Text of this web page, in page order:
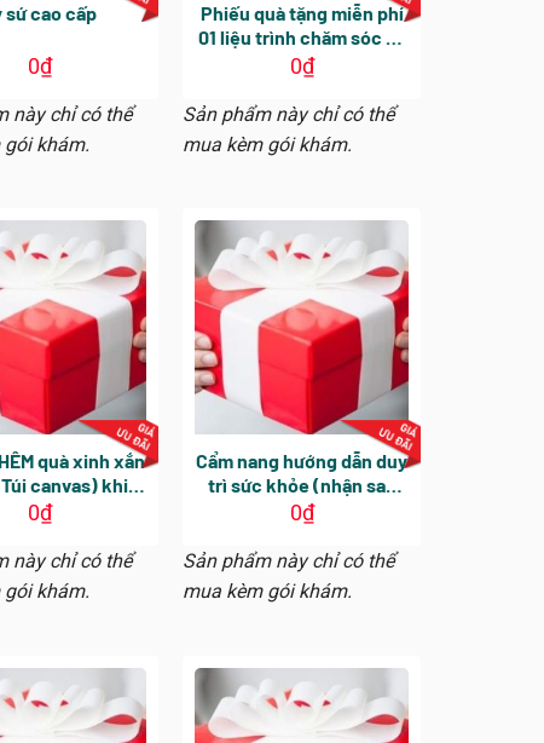
sứ cao cấp
0₫
này chỉ có thể
khám.
Phiếu quà tặng miễn phí
01 liệu trình chăm sóc da
chuyên sâu
0₫
Sản phẩm này chỉ có thể
mua kèm gói khám.
quà xinh xắn
Túi canvas) khi
khám từ 2 người
0₫
này chỉ có thể
khám.
Cẩm nang hướng dẫn duy
trì sức khỏe (nhận sau
khi hoàn thành khám
0₫
Sản phẩm này chỉ có thể
mua kèm gói khám.